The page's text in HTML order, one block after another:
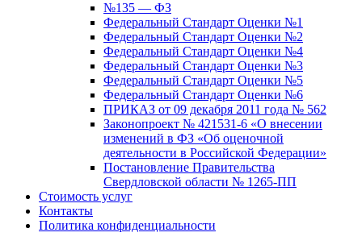
№135 — ФЗ
Федеральный Стандарт Оценки №1
Федеральный Стандарт Оценки №2
Федеральный Стандарт Оценки №4
Федеральный Стандарт Оценки №3
Федеральный Стандарт Оценки №5
Федеральный Стандарт Оценки №6
ПРИКАЗ от 09 декабря 2011 года № 562
Законопроект № 421531-6 «О внесении
изменений в ФЗ «Об оценочной
деятельности в Российской Федерации»
Постановление Правительства
Свердловской области № 1265-ПП
Стоимость услуг
Контакты
Политика конфиденциальности